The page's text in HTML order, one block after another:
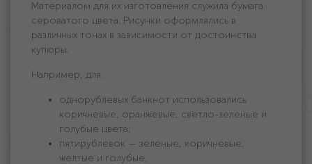
Материалом для их изготовления служила бумага
сероватого цвета. Рисунки оформлялись в
различных тонах в зависимости от достоинства
купюры.
Например, для:
однорублевых банкнот использовались
коричневые, оранжевые, светло-зеленые и
голубые цвета;
пятирублевок — зеленые, коричневые,
желтые и голубые;